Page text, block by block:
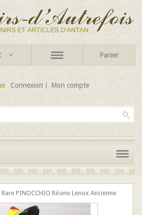
Panier
Connexion Mon compte
Rare PINOCCHIO Résine Lenox Ancienne